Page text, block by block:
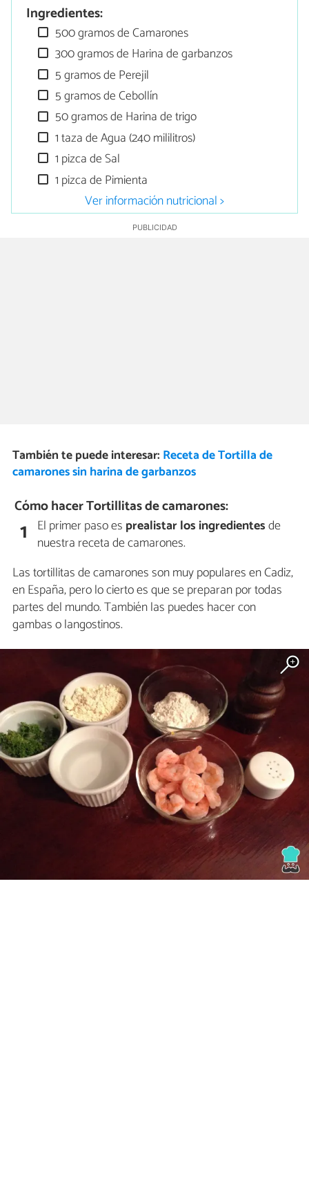
Ingredientes:
500 gramos de Camarones
300 gramos de Harina de garbanzos
5 gramos de Perejil
5 gramos de Cebollín
50 gramos de Harina de trigo
1 taza de Agua (240 mililitros)
1 pizca de Sal
1 pizca de Pimienta
Ver información nutricional >
También te puede interesar: Receta de Tortilla de
camarones sin harina de garbanzos
Cómo hacer Tortillitas de camarones:
1 El primer paso es prealistar los ingredientesde
nuestra receta de camarones.
Las tortillitas de camarones son muy populares en Cadiz,
en España, pero lo cierto es que se preparan por todas
partes del mundo. También las puedes hacer con
gambas o langostinos.